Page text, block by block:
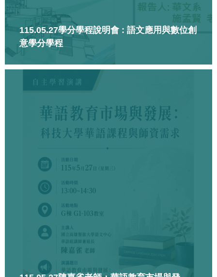
115.05.27學分學程說明會 : 語文應用與數位創
意學分學程